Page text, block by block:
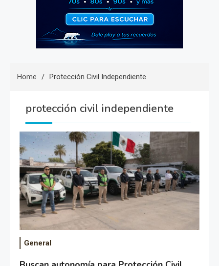
Home Protección Civil Independiente
protección civil independiente
General